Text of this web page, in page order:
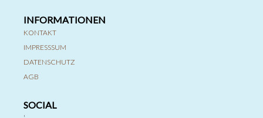
INFORMATIONEN
KONTAKT
IMPRESSSUM
DATENSCHUTZ
AGB
SOCIAL